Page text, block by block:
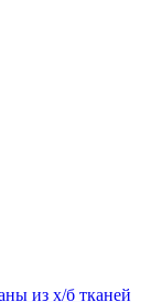
из х/б тканей